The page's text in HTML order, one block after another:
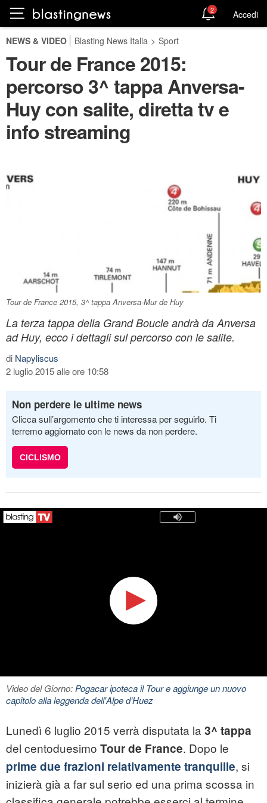
2 Accedi
NEWS & VIDEO Blasting News Italia > Sport
Tour de France 2015:
percorso 3^ tappa Anversa-
Huy con salite, diretta tv e
info streaming
Tour de France 2015, 3^ tappa Anversa-Mur de Huy
La terza tappa della Grand Boucle andrà da Anversa
ad Huy, ecco i dettagli sul percorso con le salite.
di Napyliscus
2 luglio 2015 alle ore 10:58
Non perdere le ultime news
Clicca sull’argomento che ti interessa per seguirlo. Ti
terremo aggiornato con le news da non perdere.
CICLISMO
Video del Giorno:Pogacar ipoteca il Tour e aggiunge un nuovo
capitolo alla leggenda dell'Alpe d'Huez
Lunedì 6 luglio 2015 verrà disputata la 3^ tappa
del centoduesimo Tour de France. Dopo le
prime due frazioni relativamente tranquille, si
inizierà già a far sul serio ed una prima scossa in